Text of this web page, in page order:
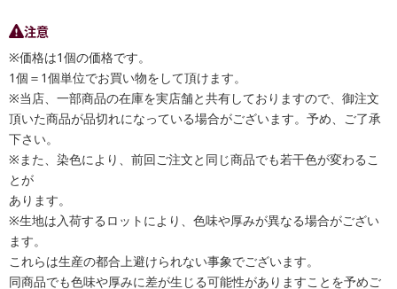
注意
※価格は1個の価格です。
1個＝1個単位でお買い物をして頂けます。
※当店、一部商品の在庫を実店舗と共有しておりますので、御注文
頂いた商品が品切れになっている場合がございます。予め、ご了承
下さい。
※また、染色により、前回ご注文と同じ商品でも若干色が変わるこ
とが
あります。
※生地は入荷するロットにより、色味や厚みが異なる場合がござい
ます。
これらは生産の都合上避けられない事象でございます。
同商品でも色味や厚みに差が生じる可能性がありますことを予めご